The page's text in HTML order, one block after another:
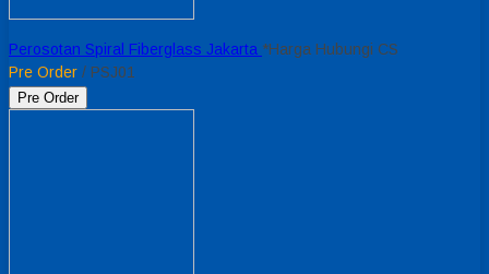
Perosotan Spiral Fiberglass Jakarta *Harga Hubungi CS
Pre Order / PSJ01
Pre Order